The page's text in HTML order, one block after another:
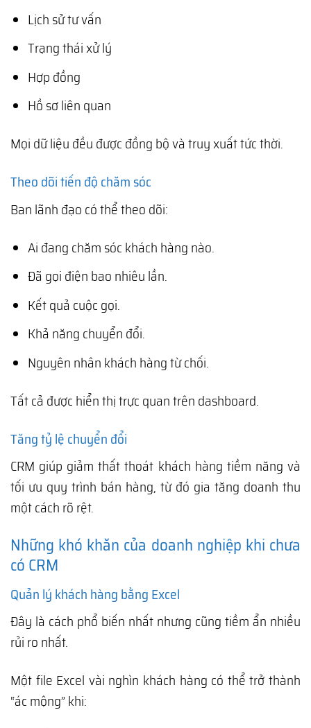
Lịch sử tư vấn
Trạng thái xử lý
Hợp đồng
Hồ sơ liên quan
Mọi dữ liệu đều được đồng bộ và truy xuất tức thời.
Theo dõi tiến độ chăm sóc
Ban lãnh đạo có thể theo dõi:
Ai đang chăm sóc khách hàng nào.
Đã gọi điện bao nhiêu lần.
Kết quả cuộc gọi.
Khả năng chuyển đổi.
Nguyên nhân khách hàng từ chối.
Tất cả được hiển thị trực quan trên dashboard.
Tăng tỷ lệ chuyển đổi
CRM giúp giảm thất thoát khách hàng tiềm năng và
tối ưu quy trình bán hàng, từ đó gia tăng doanh thu
một cách rõ rệt.
Những khó khăn của doanh nghiệp khi chưa
có CRM
Quản lý khách hàng bằng Excel
Đây là cách phổ biến nhất nhưng cũng tiềm ẩn nhiều
rủi ro nhất.
Một file Excel vài nghìn khách hàng có thể trở thành
“ác mộng” khi: